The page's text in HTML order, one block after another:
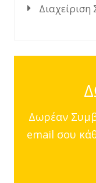
Διαχείριση
Δωρέαν
email σου